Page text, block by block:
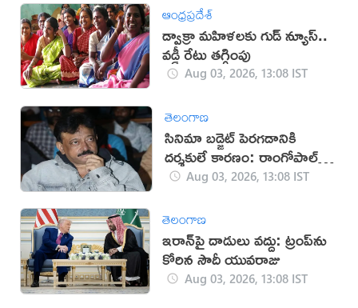
ఆంధ్రప్రదేశ్
డ్వాక్రా మహిళలకు గుడ్ న్యూస్..
వడ్డీ రేటు తగ్గింపు
Aug 03, 2026, 13:08 IST
తెలంగాణ
సినిమా బడ్జెట్ పెరగడానికి
దర్శకులే కారణం: రాంగోపాల్
వర్మAug 03, 2026, 13:08 IST
తెలంగాణ
ఇరాన్‌పై దాడులు వద్దు: ట్రంప్‌ను
కోరిన సౌదీ యువరాజు
Aug 03, 2026, 13:08 IST